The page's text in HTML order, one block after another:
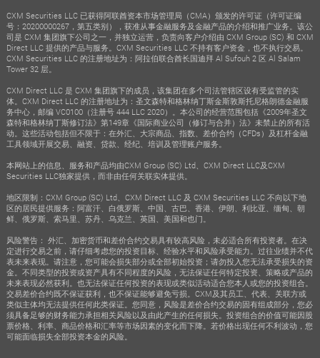
CXM Securities LLC 已获得阿联酋资本市场管理局（CMA）颁发的许可证（许可证编
号：20200000267，第五类别），获准从事金融服务及金融产品的介绍和推广业务。该公
司是 CXM 集团旗下公司之一，并独立运营，负责向客户介绍由 CXM Group (SC) 和 CXM
Direct LLC 提供的产品与服务。CXM Securities LLC 不持有客户资金，也不执行交易。
CXM Securities LLC 的注册地址为：阿拉伯联合酋长国迪拜 Al Sufouh 2 区 Al Salam
Tower 32 层。
CXM Direct LLC 是 CXM 集团旗下的成员，该集团在多个司法管辖区设有受监管的实
体。CXM Direct LLC 的注册地址为：圣文森特和格林纳丁斯金斯敦斯托尼格朗德金融服
务中心，邮编 VC0100（注册号 444 LLC 2020）。本公司的经营范围包括《2009年圣文
森特和格林纳丁斯修订法》第149章《国际商业公司（修订与合并）法》未禁止的所有活
动。这些活动包括但不限于：在外汇、大宗商品、指数、差价合约（CFDs）及杠杆金融
工具领域开展交易、融资、贷款、经纪、培训及管理账户服务。
本网站上的信息、服务和产品均由CXM Group (SC) Ltd、CXM Direct LLC及CXM
Securities LLC独家提供，而非由任何关联实体提供。
地区限制：CXM Group (SC) Ltd、CXM Direct LLC 及 CXM Securities LLC 不向以下地
区的居民提供服务：阿富汗、白俄罗斯、中国、古巴、香港、伊朗、利比亚、缅甸、朝
鲜、俄罗斯、索马里、苏丹、乌克兰、英国、美国和也门。
风险警告： 外汇、加密货币和差价合约交易具有较高风险，未必适合所有投资者。在决
定进行交易之前，请仔细考虑您的投资目标、经验水平和风险承受能力。过往业绩并不代
表未来表现。请注意，您可能会损失部分或全部初始投资；请勿投入您无法承受损失的资
金。不同类型的投资或资产具有不同程度的风险，无法保证任何特定投资、策略或产品的
未来表现必然获利。也无法保证任何投资的表现或类似活动适合您本人或您的投资组合。
交易差价合约既不保证获利，也不保证能够避免亏损。CXM及其员工、代表、关联方或
类似主体均无法提供任何此类保证。您同意，风险是差价合约交易的固有组成部分，您必
须具备足够的财务能力承担相关风险以及由此产生的任何损失。投资组合的价值可能因股
票价格、利率、商品价格和汇率等市场因素的变化而下降。若价格出现任何不利波动，您
可能面临损失全部投资本金的风险。